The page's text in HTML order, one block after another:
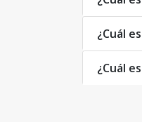
¿Cuál
¿Cuál